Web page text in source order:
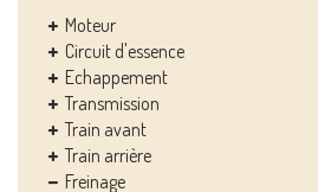
Moteur
Circuit d'essence
Echappement
Transmission
Train avant
Train arrière
Freinage